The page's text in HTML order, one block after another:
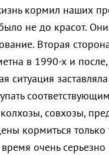
кормил наших
не до красот.
Вторая
в 1990-х и после,
ситуация
совхозы,
кормиться только
очень серьезно